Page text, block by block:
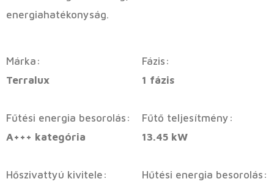
energiahatékonyság.
Márka:
Terralux
Fázis:
1 fázis
Fűtési energia besorolás:
A+++ kategória
Fűtő teljesítmény:
13.45 kW
Hőszivattyú kivitele:
Hűtési energia besorolás: